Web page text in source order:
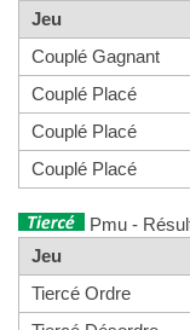
Jeu
Couplé Gagnant
Couplé Placé
Couplé Placé
Couplé Placé
Pmu -
Jeu
Tiercé Ordre